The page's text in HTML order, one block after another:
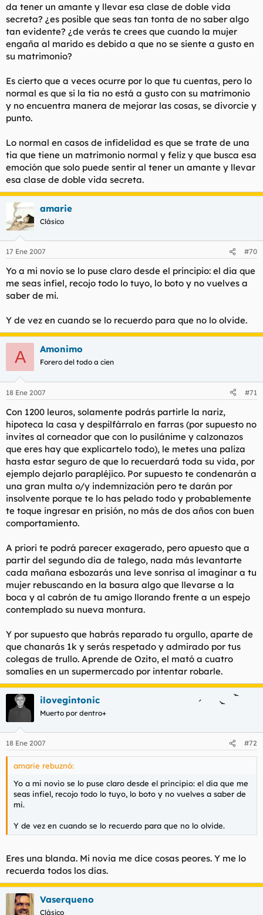
da tener un amante y llevar esa clase de doble vida
secreta? ¿es posible que seas tan tonta de no saber algo
tan evidente? ¿de verás te crees que cuando la mujer
engaña al marido es debido a que no se siente a gusto en
su matrimonio?
Es cierto que a veces ocurre por lo que tu cuentas, pero lo
normal es que si la tia no está a gusto con su matrimonio
y no encuentra manera de mejorar las cosas, se divorcie y
punto.
Lo normal en casos de infidelidad es que se trate de una
tia que tiene un matrimonio normal y feliz y que busca esa
emoción que solo puede sentir al tener un amante y llevar
esa clase de doble vida secreta.
amarie
Clásico
17 Ene 2007 #70
Yo a mi novio se lo puse claro desde el principio: el dia que
me seas infiel, recojo todo lo tuyo, lo boto y no vuelves a
saber de mi.
Y de vez en cuando se lo recuerdo para que no lo olvide.
A Amonimo
Forero del todo a cien
18 Ene 2007 #71
Con 1200 leuros, solamente podrás partirle la nariz,
hipoteca la casa y despilfárralo en farras (por supuesto no
invites al corneador que con lo pusilánime y calzonazos
que eres hay que explicartelo todo), le metes una paliza
hasta estar seguro de que lo recuerdará toda su vida, por
ejemplo dejarlo parapléjico. Por supuesto te condenarán a
una gran multa o/y indemnización pero te darán por
insolvente porque te lo has pelado todo y probablemente
te toque ingresar en prisión, no más de dos años con buen
comportamiento.
A priori te podrá parecer exagerado, pero apuesto que a
partir del segundo día de talego, nada más levantarte
cada mañana esbozarás una leve sonrisa al imaginar a tu
mujer rebuscando en la basura algo que llevarse a la
boca y al cabrón de tu amigo llorando frente a un espejo
contemplado su nueva montura.
Y por supuesto que habrás reparado tu orgullo, aparte de
que chanarás 1k y serás respetado y admirado por tus
colegas de trullo. Aprende de Ozito, el mató a cuatro
somalíes en un supermercado por intentar robarle.
ilovegintonic
Muerto por dentro+
18 Ene 2007 #72
amarie rebuznó:
Yo a mi novio se lo puse claro desde el principio: el dia que me
seas infiel, recojo todo lo tuyo, lo boto y no vuelves a saber de
mi.
Y de vez en cuando se lo recuerdo para que no lo olvide.
Eres una blanda. Mi novia me dice cosas peores. Y me lo
recuerda todos los días.
Vaserqueno
Clásico